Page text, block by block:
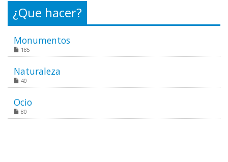
¿Que hacer?
Monumentos
185
Naturaleza
40
Ocio
80